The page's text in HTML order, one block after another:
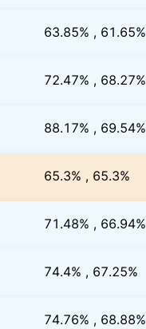
63.85% , 61.65%
72.47% , 68.27%
88.17% , 69.54%
65.3% , 65.3%
71.48% , 66.94%
74.4% , 67.25%
74.76% , 68.88%